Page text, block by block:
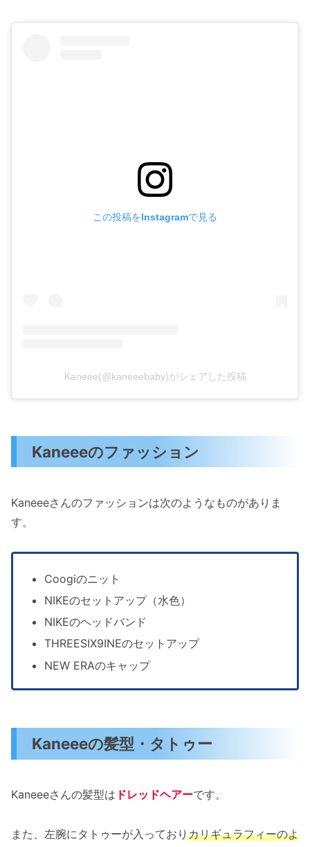
この投稿をInstagramで見る
Kaneee(@kaneeebaby)がシェアした投稿
Kaneeeのファッション
Kaneeeさんのファッションは次のようなものがありま
す。
Coogiのニット
NIKEのセットアップ（水色）
NIKEのヘッドバンド
THREESIX9INEのセットアップ
NEW ERAのキャップ
Kaneeeの髪型・タトゥー
Kaneeeさんの髪型は ドレッドヘアーです。
また、左腕にタトゥーが入っており カリギュラフィーのよ